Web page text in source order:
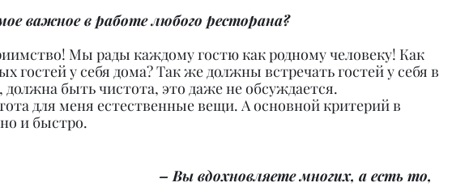
важное в работе любого ресторана?
Мы рады каждому гостю как родному человеку! Как
гостей у себя дома? Так же должны встречать гостей у себя в
должна быть чистота, это даже не обсуждается.
для меня естественные вещи. А основной критерий в
и быстро.
– Вы вдохновляете многих, а есть то,